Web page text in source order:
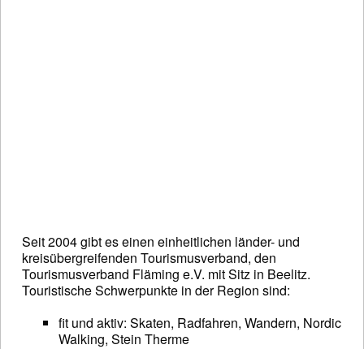
Seit 2004 gibt es einen einheitlichen länder- und
kreisübergreifenden Tourismusverband, den
Tourismusverband Fläming e.V. mit Sitz in Beelitz.
Touristische Schwerpunkte in der Region sind:
fit und aktiv: Skaten, Radfahren, Wandern, Nordic
Walking, Stein Therme